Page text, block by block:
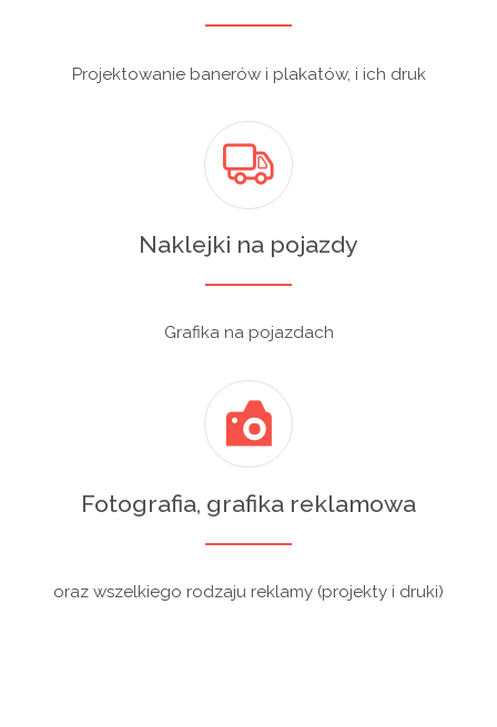
Projektowanie banerów i plakatów, i ich druk
Naklejki na pojazdy
Grafika na pojazdach
Fotografia, grafika reklamowa
oraz wszelkiego rodzaju reklamy (projekty i druki)